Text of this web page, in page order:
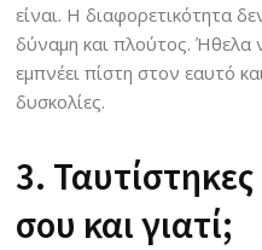
είναι. Η διαφορετικότητα
δύναμη και πλούτος. Ήθελα
εμπνέει πίστη στον εαυτό
δυσκολίες.
3.
σου και γιατί;